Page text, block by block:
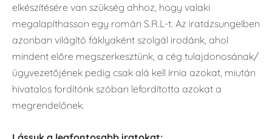
elkészítésére van szükség ahhoz, hogy valaki
megalapíthasson egy román S.R.L-t. Az iratdzsungelben
azonban világító fáklyaként szolgál irodánk, ahol
mindent előre megszerkesztünk, a cég tulajdonosának/
ügyvezetőjének pedig csak alá kell írnia azokat, miután
hivatalos fordítónk szóban lefordította azokat a
megrendelőnek.